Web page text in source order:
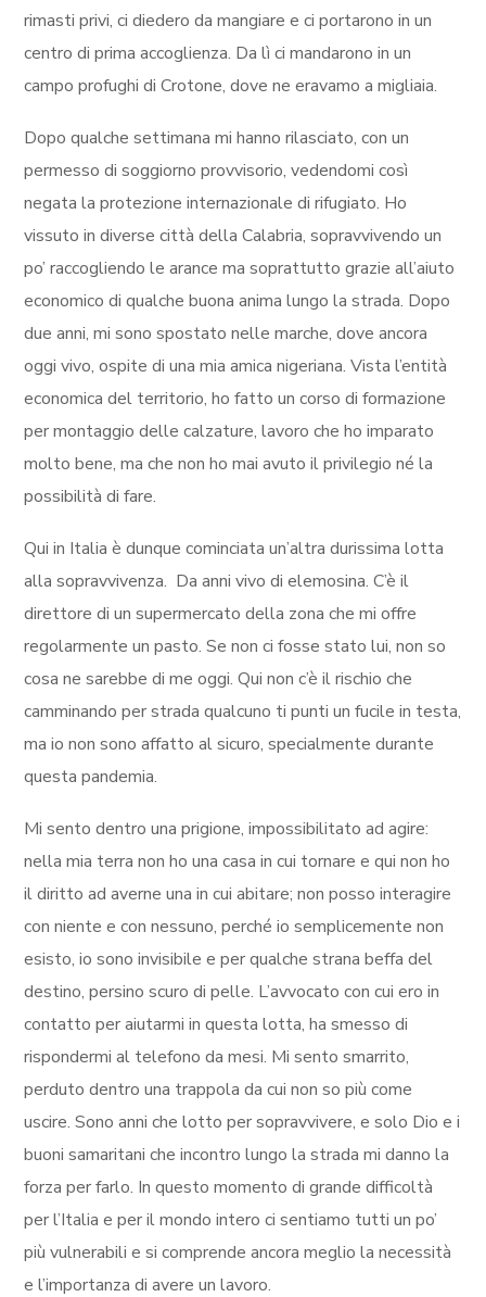
rimasti privi, ci diedero da mangiare e ci portarono in un
centro di prima accoglienza. Da lì ci mandarono in un
campo profughi di Crotone, dove ne eravamo a migliaia.
Dopo qualche settimana mi hanno rilasciato, con un
permesso di soggiorno provvisorio, vedendomi così
negata la protezione internazionale di rifugiato. Ho
vissuto in diverse città della Calabria, sopravvivendo un
po’ raccogliendo le arance ma soprattutto grazie all’aiuto
economico di qualche buona anima lungo la strada. Dopo
due anni, mi sono spostato nelle marche, dove ancora
oggi vivo, ospite di una mia amica nigeriana. Vista l’entità
economica del territorio, ho fatto un corso di formazione
per montaggio delle calzature, lavoro che ho imparato
molto bene, ma che non ho mai avuto il privilegio né la
possibilità di fare.
Qui in Italia è dunque cominciata un’altra durissima lotta
alla sopravvivenza. Da anni vivo di elemosina. C’è il
direttore di un supermercato della zona che mi offre
regolarmente un pasto. Se non ci fosse stato lui, non so
cosa ne sarebbe di me oggi. Qui non c’è il rischio che
camminando per strada qualcuno ti punti un fucile in testa,
ma io non sono affatto al sicuro, specialmente durante
questa pandemia.
Mi sento dentro una prigione, impossibilitato ad agire:
nella mia terra non ho una casa in cui tornare e qui non ho
il diritto ad averne una in cui abitare; non posso interagire
con niente e con nessuno, perché io semplicemente non
esisto, io sono invisibile e per qualche strana beffa del
destino, persino scuro di pelle. L’avvocato con cui ero in
contatto per aiutarmi in questa lotta, ha smesso di
rispondermi al telefono da mesi. Mi sento smarrito,
perduto dentro una trappola da cui non so più come
uscire. Sono anni che lotto per sopravvivere, e solo Dio e i
buoni samaritani che incontro lungo la strada mi danno la
forza per farlo. In questo momento di grande difficoltà
per l’Italia e per il mondo intero ci sentiamo tutti un po’
più vulnerabili e si comprende ancora meglio la necessità
e l’importanza di avere un lavoro.